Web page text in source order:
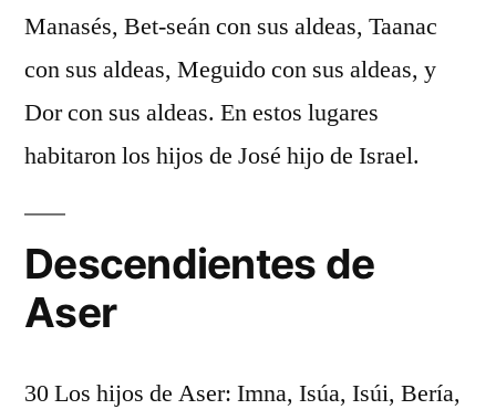
Manasés, Bet-seán con sus aldeas, Taanac
con sus aldeas, Meguido con sus aldeas, y
Dor con sus aldeas. En estos lugares
habitaron los hijos de José hijo de Israel.
Descendientes de
Aser
30 Los hijos de Aser: Imna, Isúa, Isúi, Bería,